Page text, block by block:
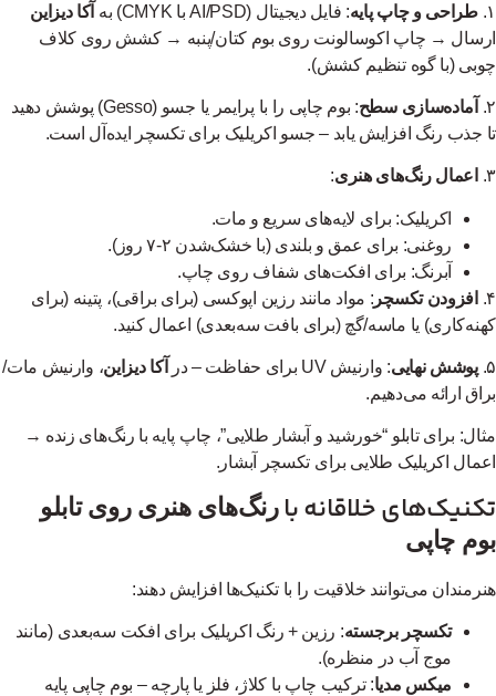
طراحی و چاپ پایه: فایل دیجیتال (AI/PSD با CMYK) به
آکا دیزاین
→ چاپ اکوسالونت روی بوم کتان/پنبه → کشش روی کلاف
(با گوه تنظیم کشش).
آماده‌سازی سطح
: بوم چاپی را با پرایمر یا جسو (Gesso) پوشش دهید
جذب رنگ افزایش یابد – جسو اکریلیک برای تکسچر ایده‌آل است.
اعمال رنگ‌های هنری:
اکریلیک: برای لایه‌های سریع و مات.
روغنی: برای عمق و بلندی (با خشک‌شدن ۲-۷ روز).
آبرنگ: برای افکت‌های شفاف روی چاپ.
افزودن تکسچر: مواد مانند رزین اپوکسی (برای براقی)، پتینه (برای
یا ماسه/گچ (برای بافت سه‌بعدی) اعمال کنید.
پوشش نهایی: وارنیش UV برای حفاظت – در آکا دیزاین، وارنیش مات/
ارائه می‌دهیم.
برای تابلو “خورشید و آبشار طلایی”، چاپ پایه با رنگ‌های زنده →
اکریلیک طلایی برای تکسچر آبشار.
خلاقانه بارنگ‌های هنری روی تابلو
چاپی
می‌توانند خلاقیت را با تکنیک‌ها افزایش دهند:
تکسچر برجسته: رزین + رنگ اکریلیک برای افکت سه‌بعدی (مانند
موج آب در منظره).
میکس مدیا: ترکیب چاپ با کلاژ، فلز یا پارچه – بوم چاپی پایه